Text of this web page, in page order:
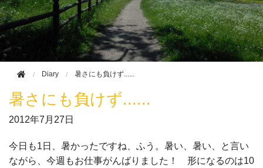
Diary 暑さにも負けず......
暑さにも負けず......
2012年7月27日
今日も1日、暑かったですね、ふう。暑い、暑い、と言い
ながら、今週もお仕事がんばりました！ 形になるのは10